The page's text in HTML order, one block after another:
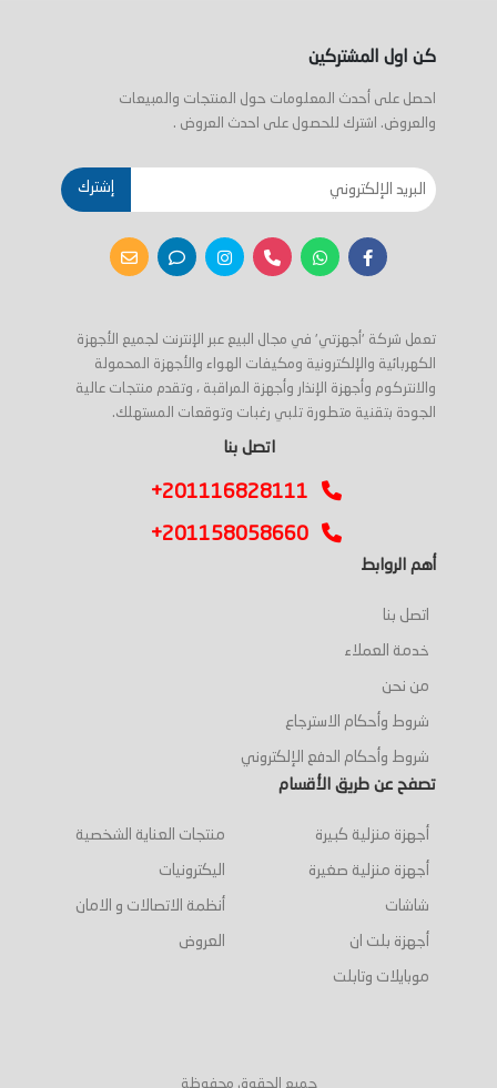
كن اول المشتركين
احصل على أحدث المعلومات حول المنتجات والمبيعات
والعروض. اشترك للحصول على احدث العروض .
إشترك
تعمل شركة 'أجهزتي' في مجال البيع عبر الإنترنت لجميع الأجهزة
الكهربائية والإلكترونية ومكيفات الهواء والأجهزة المحمولة
والانتركوم وأجهزة الإنذار وأجهزة المراقبة ، وتقدم منتجات عالية
الجودة بتقنية متطورة تلبي رغبات وتوقعات المستهلك.
اتصل بنا
+201116828111
+201158058660
أهم الروابط
اتصل بنا
خدمة العملاء
من نحن
شروط وأحكام الاسترجاع
شروط وأحكام الدفع الإلكتروني
تصفح عن طريق الأقسام
أجهزة منزلية كبيرة
أجهزة منزلية صغيرة
شاشات
أجهزة بلت ان
موبايلات وتابلت
منتجات العناية الشخصية
اليكترونيات
أنظمة الاتصالات و الامان
العروض
جميع الحقوق محفوظة